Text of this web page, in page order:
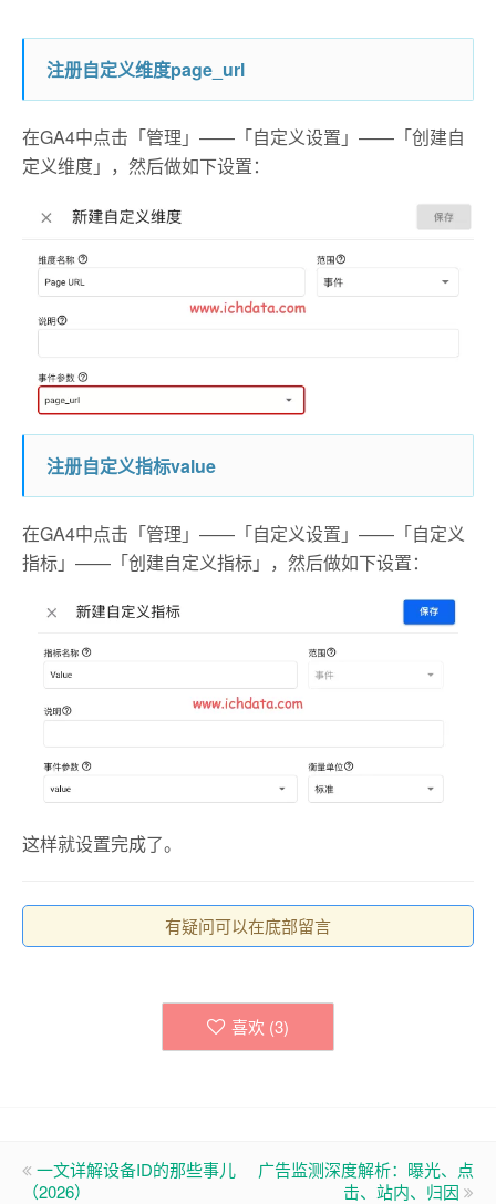
注册自定义维度page_url
在GA4中点击「管理」——「自定义设置」——「创建自
定义维度」，然后做如下设置：
注册自定义指标value
在GA4中点击「管理」——「自定义设置」——「自定义
指标」——「创建自定义指标」，然后做如下设置：
这样就设置完成了。
有疑问可以在底部留言
喜欢 (3)
一文详解设备ID的那些事儿
（2026）
广告监测深度解析：曝光、点
击、站内、归因